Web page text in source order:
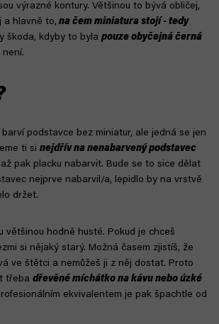
výrazné kontury. Většinou to bývá obličej,
a hlavně to, na čem miniatura stojí - tedy
škoda, kdyby to byla pouze obyčejná černá
barví podstavce bez miniatur, ale jedná se jen
ti si nejdřív na nenabarvený podstavec
pak placku nabarvit. Bude se to sice dělat
nejprve nabarvil/a, lepidlo by na vrstvě
držet.
většinou hodně husté. Pokud je chceš
si nějaký starý. Možná časem zjistíš, že
ve štětci a nemůžeš ji z něj dostat. Proto
třeba dřevěné míchátko na kávu nebo úzké
ekvivalentem je pak špachtle od